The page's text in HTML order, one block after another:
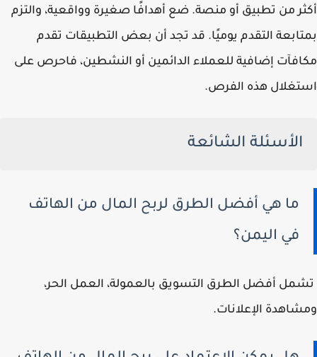
أكثر من تطبيق أو منصة. ضع أهدافًا صغيرة وواقعية، والتزم
بمتابعة التقدم يوميًا. قد تجد أن بعض التطبيقات تقدم
مكافآت إضافية للعملاء الدائمين أو النشطين، فاحرص على
استغلال هذه الفرص.
الأسئلة الشائعة
ما هي أفضل الطرق لربح المال من الهاتف
في اليمن؟
تشمل أفضل الطرق التسويق بالعمولة، العمل الحر،
ومشاهدة الإعلانات.